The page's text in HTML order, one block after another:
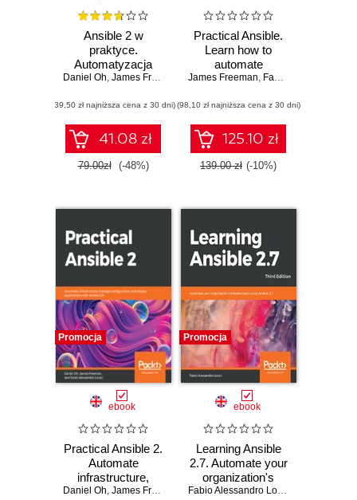
Ansible 2 w
praktyce.
Automatyzacja
infrastruktury,
konfiguracją i
wdrażanie aplikacji
Daniel Oh, James Freeman Fabio Alessandro Locati
(39,50 zł najniższa cena z 30 dni)
41.08 zł
79.00zł (-48%)
Practical Ansible.
Learn how to
automate
infrastructure,
configuration, and
deploy applications
- Second Edition
James Freeman, Fabio Alessandro Locati
(98,10 zł najniższa cena z 30 dni)
125.10 zł
139.00 zł (-10%)
Promocja
ebook
Practical Ansible 2.
Automate
infrastructure,
manage
Daniel Oh, James Freeman Fabio Alessandro Locati
Promocja
ebook
Learning Ansible
2.7. Automate your
organization's
infrastructure using
Fabio Alessandro Locati